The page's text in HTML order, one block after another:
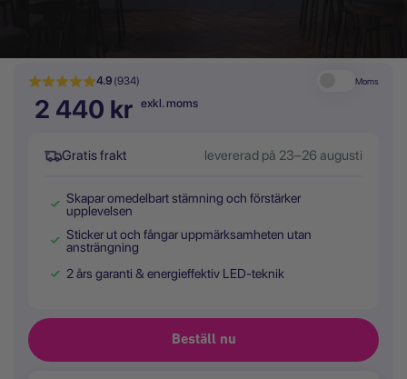
4.9 (934) Moms
2 440 kr exkl. moms
Gratis frakt levererad på 23–26 augusti
Skapar omedelbart stämning och förstärker
upplevelsen
Sticker ut och fångar uppmärksamheten utan
ansträngning
2 års garanti & energieffektiv LED-teknik